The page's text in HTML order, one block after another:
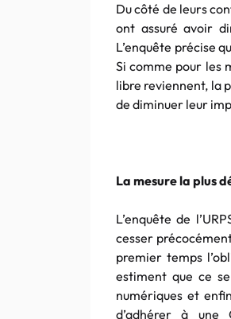
Du côté de leurs
ont assuré avoir
L’enquête précise
Si comme pour les
libre reviennent, la
de diminuer leur
La mesure la plus
L’enquête de
cesser
premier temps
estiment que ce
numériques et
d’adhérer à une